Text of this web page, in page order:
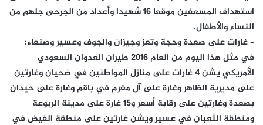
استهداف المسعفين موقعا 16 شهيدا وأعداد من الجرحى جلهم من
النساء والأطفال.
– غارات على صعدة وحجة وتعز وجيزان والجوف وعسير وصنعاء:
في مثل هذا اليوم من العام 2016 طيران العدوان السعودي
الأمريكي يشن 4 غارات على منازل المواطنين في ضحيان وغارتين
على مديرية الظاهر وغارة على آل مغرم في باقم وغارة على حيدان
بصعدة وغارتين على رقابة أسعر و15 غارة على مدينة الربوعة
ومنطقة الثعبان في عسير ويشن غارتين على منطقة الفيض في